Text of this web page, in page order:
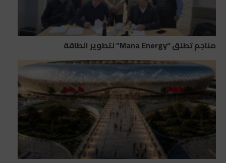
مناجم تطلق “Mana Energy” لتطوير الطاقة